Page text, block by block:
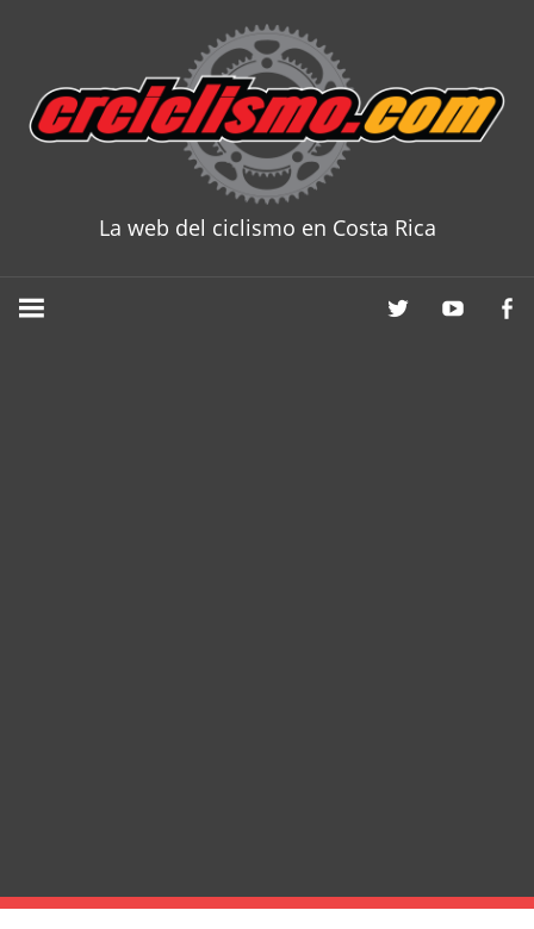
content
La web del ciclismo en Costa Rica